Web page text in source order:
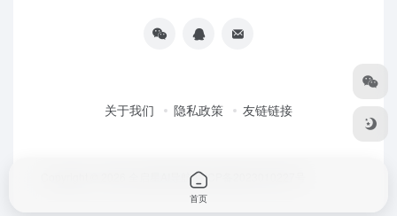
关于我们 隐私政策 友链链接
全启星AI导航鲁ICP备2023010227号
首页